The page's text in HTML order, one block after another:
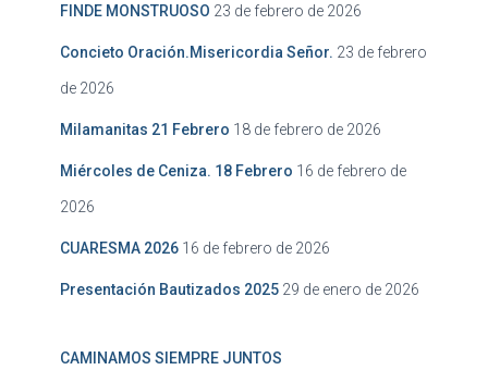
FINDE MONSTRUOSO 23 de febrero de 2026
Concieto Oración.Misericordia Señor. 23 de febrero
de 2026
Milamanitas 21 Febrero 18 de febrero de 2026
Miércoles de Ceniza. 18 Febrero 16 de febrero de
2026
CUARESMA 2026 16 de febrero de 2026
Presentación Bautizados 2025 29 de enero de 2026
CAMINAMOS SIEMPRE JUNTOS